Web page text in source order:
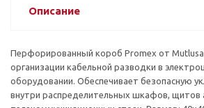
Описание
Перфорированный короб Promex от
организации кабельной разводки в
оборудовании. Обеспечивает безопасную
внутри распределительных шкафов, щитов